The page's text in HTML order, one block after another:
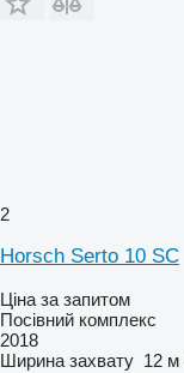
2
Horsch Serto 10 SC
Ціна за запитом
Посівний комплекс
2018
Ширина захвату 12 м